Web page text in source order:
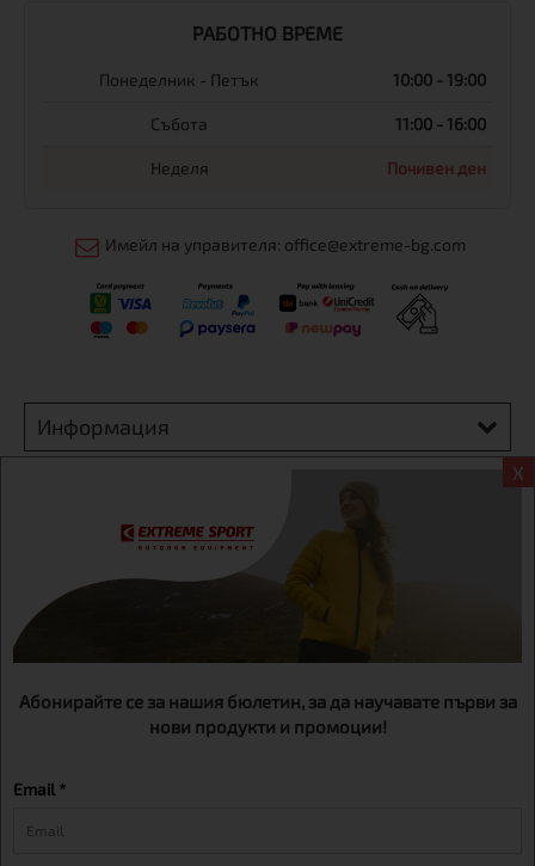
X
Абонирайте се за нашия бюлетин, за да научавате първи за
нови продукти и промоции!
Email *
РАБОТНО ВРЕМЕ
Понеделник - Петък 10:00 - 19:00
Събота 11:00 - 16:00
Неделя Почивен ден
Имейл на управителя: office@extreme-bg.com
Информация
Екстрем спорт ЕООД, BG131452613, административен адрес
гр. София, Овча купел, ул.692, №12, офис 1, магазини
гр.София,бул. Дондуков 42, тел.:+359 895461012